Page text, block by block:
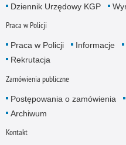
Dziennik Urzędowy KGP
Praca w Policji
Praca w Policji Informacje
Rekrutacja
Zamówienia publiczne
Postępowania o zamówienia
Archiwum
Kontakt